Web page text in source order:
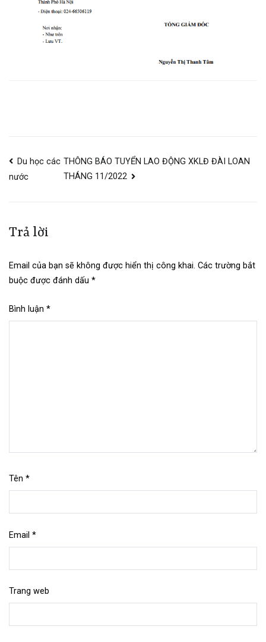
Du học các
nước
THÔNG BÁO TUYỂN LAO ĐỘNG XKLĐ ĐÀI LOAN
THÁNG 11/2022
Trả lời
Email của bạn sẽ không được hiển thị công khai. Các trường bắt
buộc được đánh dấu *
Bình luận *
Tên *
Email *
Trang web